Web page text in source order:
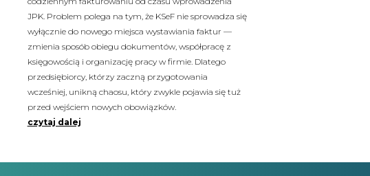
JPK. Problem polega na tym, że KSeF nie sprowadza się
wyłącznie do nowego miejsca wystawiania faktur —
zmienia sposób obiegu dokumentów, współpracę z
księgowością i organizację pracy w firmie. Dlatego
przedsiębiorcy, którzy zaczną przygotowania
wcześniej, unikną chaosu, który zwykle pojawia się tuż
przed wejściem nowych obowiązków.
czytaj dalej